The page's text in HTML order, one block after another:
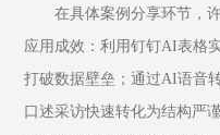
在具体案例分享环节，
应用成效：利用钉钉AI表格
打破数据壁垒；通过AI语音
口述采访快速转化为结构严